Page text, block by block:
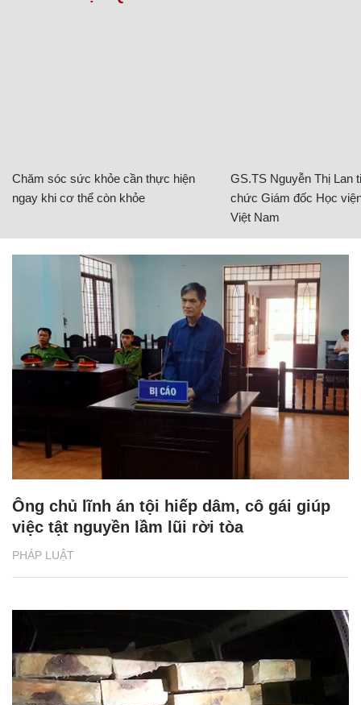
Chăm sóc sức khỏe cần thực hiện
ngay khi cơ thể còn khỏe
GS.TS Nguyễn Thị Lan
chức Giám đốc Học
Việt Nam
PHÁP LUẬT
Ông chủ lĩnh án tội hiếp dâm, cô gái giúp
việc tật nguyền lầm lũi rời tòa